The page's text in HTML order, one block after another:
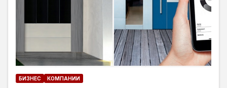
БИЗНЕС КОМПАНИИ